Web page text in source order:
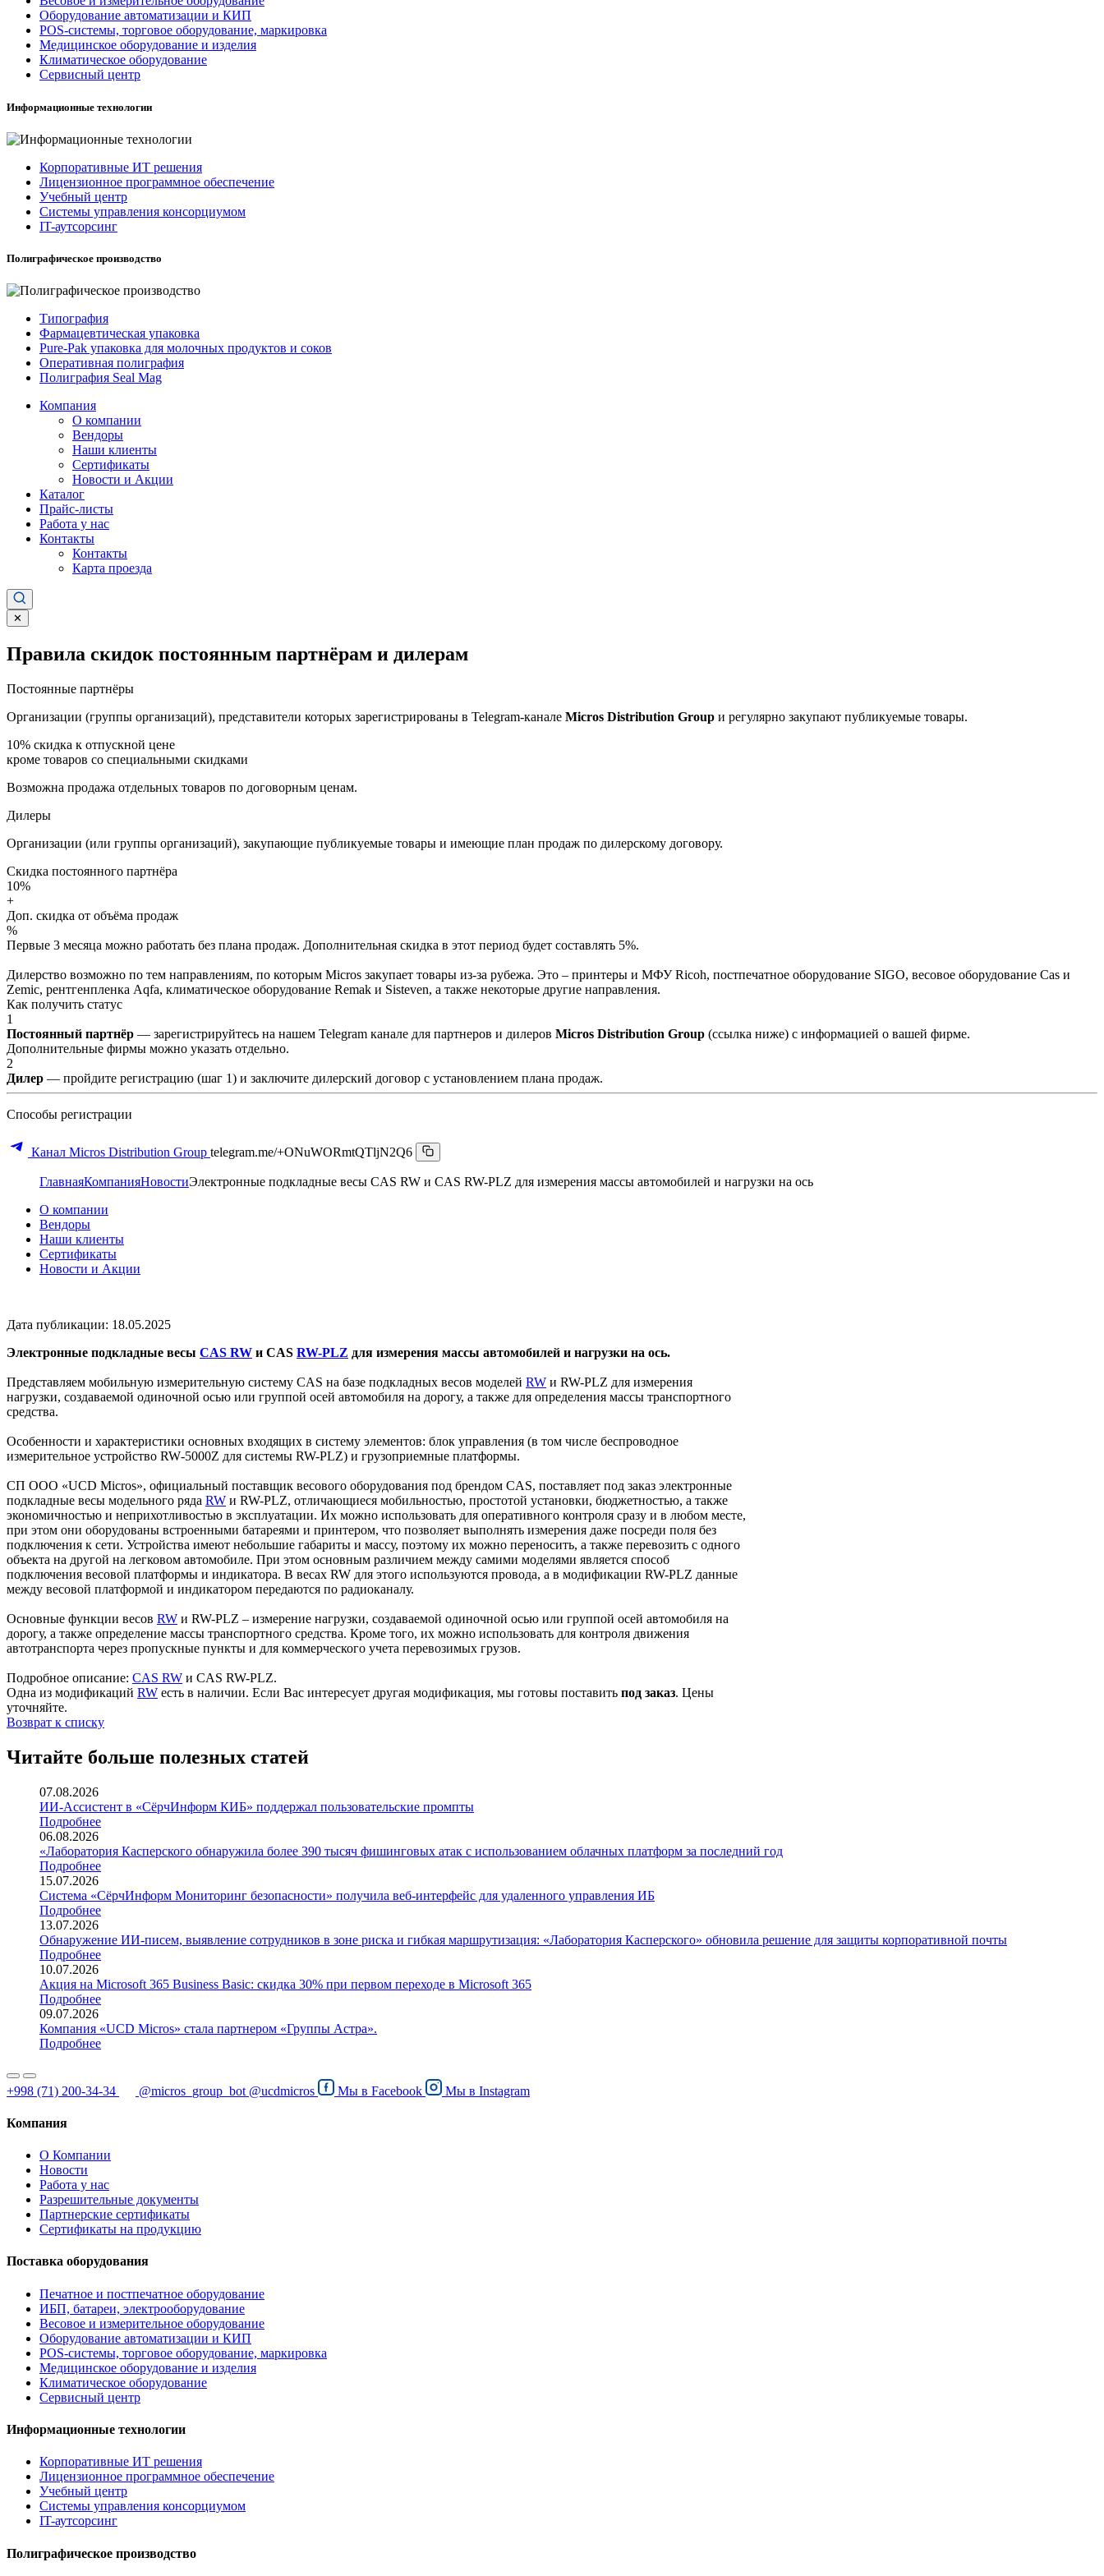
Оборудование автоматизации и КИП
POS-системы, торговое оборудование, маркировка
Медицинское оборудование и изделия
Климатическое оборудование
Сервисный центр
Информационные технологии
Корпоративные ИТ решения
Лицензионное программное обеспечение
Учебный центр
Системы управления консорциумом
IT-аутсорсинг
Полиграфическое производство
Типография
Фармацевтическая упаковка
Pure-Pak упаковка для молочных продуктов и соков
Оперативная полиграфия
Полиграфия Seal Mag
Компания
О компании
Вендоры
Наши клиенты
Сертификаты
Новости и Акции
Каталог
Прайс-листы
Работа у нас
Контакты
Контакты
Карта проезда
✕
Правила скидок постоянным партнёрам и дилерам
Постоянные партнёры
Организации (группы организаций), представители которых зарегистрированы в Telegram-канале Micros Distribution Group и регулярно закупают публикуемые товары.
10% скидка к отпускной цене
кроме товаров со специальными скидками
Возможна продажа отдельных товаров по договорным ценам.
Дилеры
Организации (или группы организаций), закупающие публикуемые товары и имеющие план продаж по дилерскому договору.
Скидка постоянного партнёра
10%
+
Доп. скидка от объёма продаж
%
Первые 3 месяца можно работать без плана продаж. Дополнительная скидка в этот период будет составлять 5%.
Дилерство возможно по тем направлениям, по которым Micros закупает товары из-за рубежа. Это – принтеры и МФУ Ricoh, постпечатное оборудование SIGO, весовое оборудование Cas и
Zemic, рентгенпленка Aqfa, климатическое оборудование Remak и Sisteven, а также некоторые другие направления.
Как получить статус
1
Постоянный партнёр — зарегистрируйтесь на нашем Telegram канале для партнеров и дилеров Micros Distribution Group (ссылка ниже) с информацией о вашей фирме.
Дополнительные фирмы можно указать отдельно.
2
Дилер — пройдите регистрацию (шаг 1) и заключите дилерский договор с установлением плана продаж.
Способы регистрации
Канал Micros Distribution Group telegram.me/+ONuWORmtQTljN2Q6
ГлавнаяКомпанияНовостиЭлектронные подкладные весы CAS RW и CAS RW-PLZ для измерения массы автомобилей и нагрузки на ось
О компании
Вендоры
Наши клиенты
Сертификаты
Новости и Акции
Дата публикации: 18.05.2025
Электронные подкладные весы CAS RW и CAS RW-PLZ для измерения массы автомобилей и нагрузки на ось.
Представляем мобильную измерительную систему CAS на базе подкладных весов моделей RW и RW-PLZ для измерения
нагрузки, создаваемой одиночной осью или группой осей автомобиля на дорогу, а также для определения массы транспортного
средства.
Особенности и характеристики основных входящих в систему элементов: блок управления (в том числе беспроводное
измерительное устройство RW‑5000Z для системы RW-PLZ) и грузоприемные платформы.
СП ООО «UCD Micros», официальный поставщик весового оборудования под брендом CAS, поставляет под заказ электронные
подкладные ве­сы модельного ря­да RW и RW-PLZ, отличающиеся мобильностью, простотой установки, бюджетностью, а также
экономичностью и неприхотливостью в эксплуатации. Их можно использовать для оперативного контроля сразу и в любом месте,
при этом они оборудованы встроенными батареями и принтером, что позволяет выполнять измерения да­же посреди по­ля без
подключения к се­ти. Устройства имеют небольшие габариты и массу, поэтому их можно переносить, а также перевозить с одного
объекта на другой на легковом автомобиле. При этом основным различием между самими моделями является способ
подключения весовой платформы и индикатора. В весах RW для этого используются провода, а в модификации RW-PLZ данные
между весовой платформой и индикатором передаются по радиоканалу.
Основные функции весов RW и RW-PLZ – измерение нагрузки, создаваемой одиночной осью или группой осей автомобиля на
дорогу, а также определение массы транспортного средства. Кроме то­го, их можно использовать для контроля движения
автотранспорта через пропускные пункты и для коммерческого учета перевозимых грузов.
Подробное описание: CAS RW и CAS RW-PLZ.
Одна из модификаций RW есть в наличии. Если Вас интересует другая модификация, мы готовы поставить под заказ. Цены
уточняйте.
Возврат к списку
Читайте больше полезных статей
07.08.2026
ИИ-Ассистент в «СёрчИнформ КИБ» поддержал пользовательские промпты
Подробнее
06.08.2026
«Лаборатория Касперского обнаружила более 390 тысяч фишинговых атак с использованием облачных платформ за последний год
Подробнее
15.07.2026
Система «СёрчИнформ Мониторинг безопасности» получила веб-интерфейс для удаленного управления ИБ
Подробнее
13.07.2026
Обнаружение ИИ-писем, выявление сотрудников в зоне риска и гибкая маршрутизация: «Лаборатория Касперского» обновила решение для защиты корпоративной почты
Подробнее
10.07.2026
Акция на Microsoft 365 Business Basic: скидка 30% при первом переходе в Microsoft 365
Подробнее
09.07.2026
Компания «UCD Micros» стала партнером «Группы Астра».
Подробнее
+998 (71) 200-34-34 @micros_group_bot @ucdmicros Мы в Facebook Мы в Instagram
Компания
О Компании
Новости
Работа у нас
Разрешительные документы
Партнерские сертификаты
Сертификаты на продукцию
Поставка оборудования
Печатное и постпечатное оборудование
ИБП, батареи, электрооборудование
Весовое и измерительное оборудование
Оборудование автоматизации и КИП
POS-системы, торговое оборудование, маркировка
Медицинское оборудование и изделия
Климатическое оборудование
Сервисный центр
Информационные технологии
Корпоративные ИТ решения
Лицензионное программное обеспечение
Учебный центр
Системы управления консорциумом
IT-аутсорсинг
Полиграфическое производство